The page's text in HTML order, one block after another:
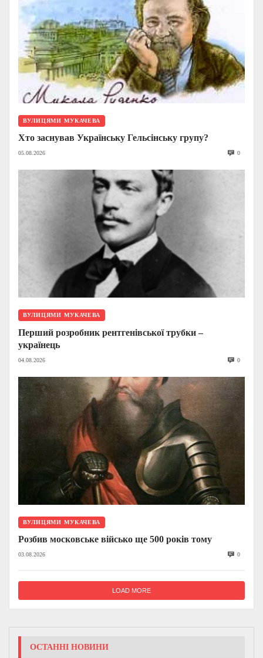
ВУЛИЦЯМИ МУКАЧЕВА
Хто заснував Українську Гельсінську групу?
05.08.2026 0
ВУЛИЦЯМИ МУКАЧЕВА
Перший розробник рентгенівської трубки –
українець
04.08.2026 0
ВУЛИЦЯМИ МУКАЧЕВА
Розбив московське військо ще 500 років тому
03.08.2026 0
LOAD MORE
ОСТАННІ НОВИНИ